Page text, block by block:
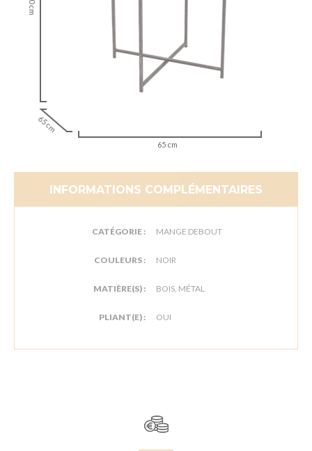
65 cm
65 cm
INFORMATIONS COMPLÉMENTAIRES
CATÉGORIE : MANGE DEBOUT
COULEURS : NOIR
MATIÈRE(S) : BOIS, MÉTAL
PLIANT(E) : OUI